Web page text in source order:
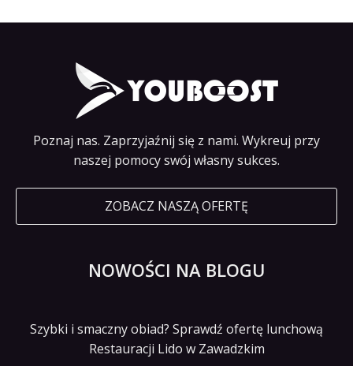
Poznaj nas. Zaprzyjaźnij się z nami. Wykreuj przy
naszej pomocy swój własny sukces.
ZOBACZ NASZĄ OFERTĘ
NOWOŚCI NA BLOGU
Szybki i smaczny obiad? Sprawdź ofertę lunchową
Restauracji Lido w Zawadzkim